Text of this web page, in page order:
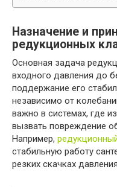
Назначение и
редукционных
Основная задача
входного давления до
поддержание его
независимо от
важно в системах, где
вызвать повреждение
Например,
стабильную работу
резких скачках